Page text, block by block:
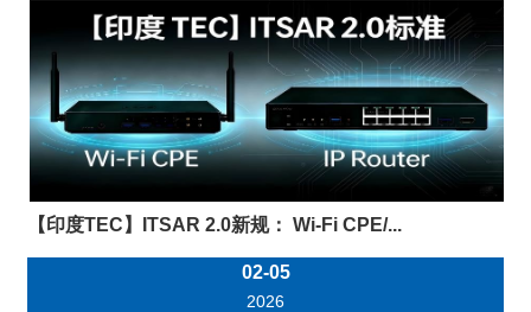
【印度TEC】ITSAR 2.0新规： Wi-Fi CPE/...
02-05
2026